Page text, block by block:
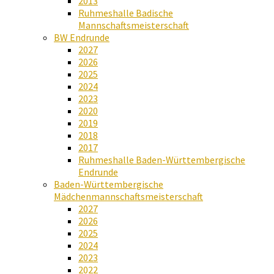
Ruhmeshalle Badische
Mannschaftsmeisterschaft
BW Endrunde
2027
2026
2025
2024
2023
2020
2019
2018
2017
Ruhmeshalle Baden-Württembergische
Endrunde
Baden-Württembergische
Mädchenmannschaftsmeisterschaft
2027
2026
2025
2024
2023
2022